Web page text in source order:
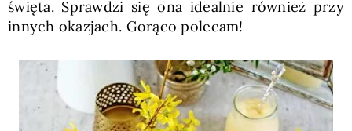
święta. Sprawdzi się ona idealnie również przy
innych okazjach. Gorąco polecam!